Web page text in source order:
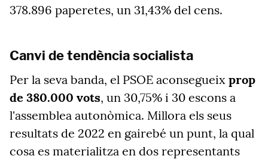
378.896 paperetes, un 31,43% del cens.
Canvi de tendència socialista
Per la seva banda, el PSOE aconsegueix prop
de 380.000 vots, un 30,75% i 30 escons a
l'assemblea autonòmica. Millora els seus
resultats de 2022 en gairebé un punt, la qual
cosa es materialitza en dos representants